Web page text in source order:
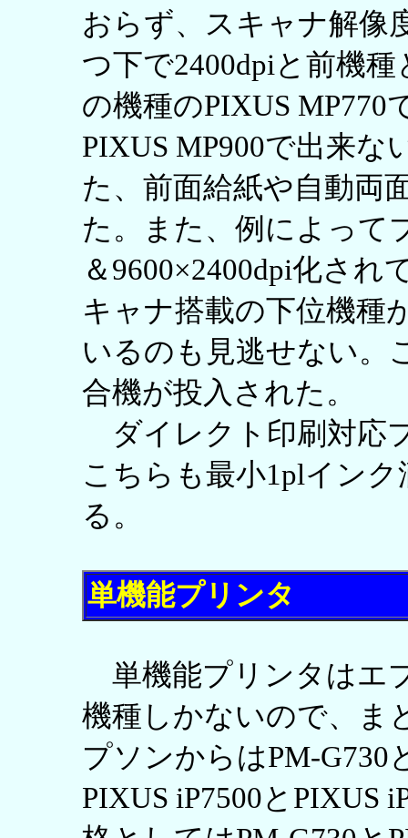
おらず、スキャナ解像
つ下で2400dpiと前機
の機種のPIXUS MP770
PIXUS MP900で出来
た、前面給紙や自動両
た。また、例によって
＆9600×2400dpi化され
キャナ搭載の下位機種
いるのも見逃せない。
合機が投入された。
ダイレクト印刷対応
こちらも最小1plインク
る。
単機能プリンタ
単機能プリンタはエ
機種しかないので、ま
プソンからはPM-G730
PIXUS iP7500とPIXUS